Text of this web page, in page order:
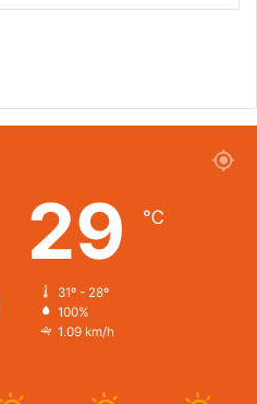
29 ℃
31º - 28º
100%
1.09 km/h